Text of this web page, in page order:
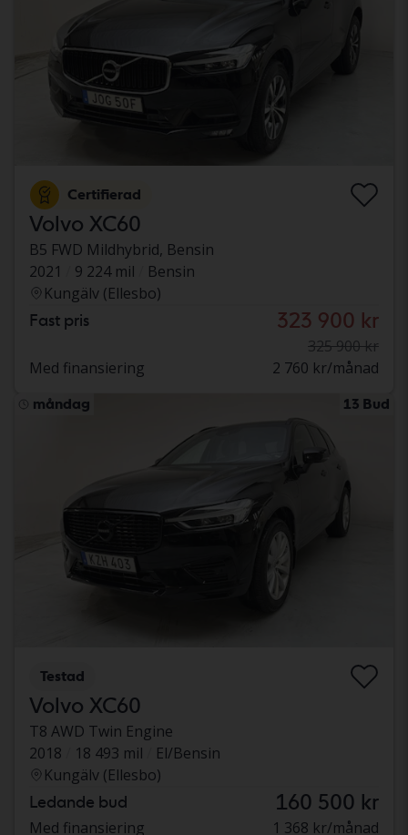
Certifierad
Volvo XC60
B5 FWD Mildhybrid, Bensin
2021
9 224 mil
Bensin
Kungälv (Ellesbo)
Fast pris 323 900 kr
325 900 kr
Med finansiering
2 760 kr/månad
måndag 13 Bud
Testad
Volvo XC60
T8 AWD Twin Engine
2018
18 493 mil
El/Bensin
Kungälv (Ellesbo)
Ledande bud 160 500 kr
Med finansiering 1 368 kr/månad